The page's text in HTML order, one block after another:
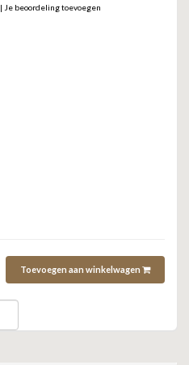
| Je beoordeling toevoegen
Toevoegen aan winkelwagen